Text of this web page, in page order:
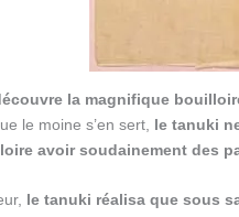
la magnifique
le moine s’en sert, le tanuki
avoir soudainement des
le tanuki réalisa que sous